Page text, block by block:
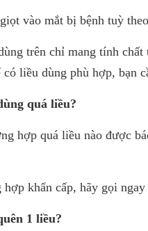
vào mắt bị bệnh tuỳ
trên chỉ mang tính chất
liều dùng phù hợp, bạn
quá liều?
hợp quá liều nào được
khẩn cấp, hãy gọi
1 liều?